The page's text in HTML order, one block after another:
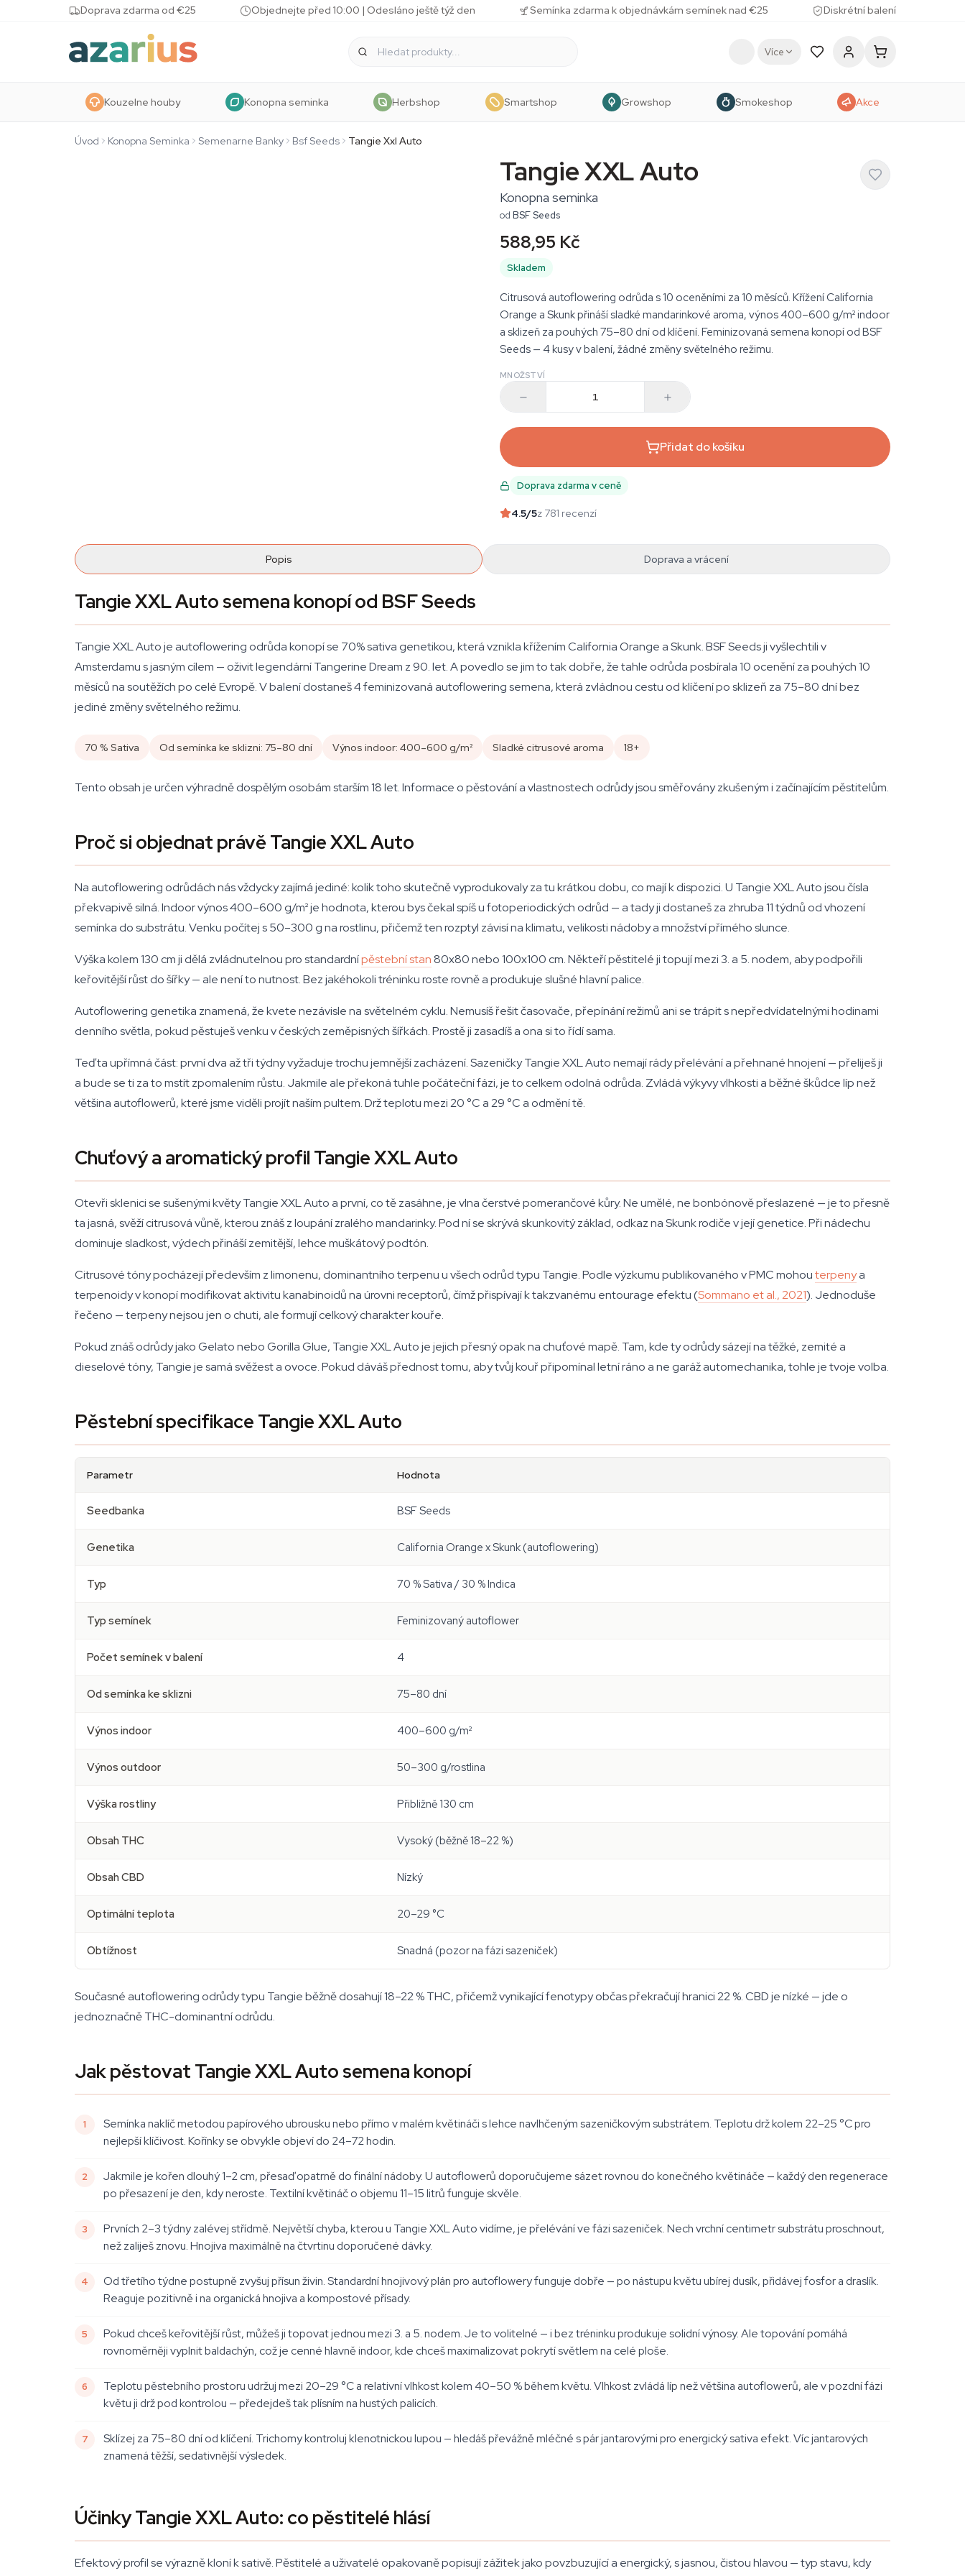
Skip to contentDoprava zdarma od €25 Objednejte před 10:00 | Odesláno ještě týž den Semínka zdarma k objednávkám semínek nad €25 Diskrétní balení
Více
Kouzelne houby Konopna seminka Herbshop Smartshop Growshop Smokeshop Akce
Úvod Konopna Seminka Semenarne Banky Bsf Seeds Tangie Xxl Auto
Tangie XXL Auto
Konopna seminka
od BSF Seeds
588,95 Kč
Skladem
Citrusová autoflowering odrůda s 10 oceněními za 10 měsíců. Křížení California
Orange a Skunk přináší sladké mandarinkové aroma, výnos 400–600 g/m² indoor
a sklizeň za pouhých 75–80 dní od klíčení. Feminizovaná semena konopí od BSF
Seeds — 4 kusy v balení, žádné změny světelného režimu.
MNOŽSTVÍ
Přidat do košíku
Doprava zdarma v ceně
4.5/5z 781 recenzí
Popis Doprava a vrácení
Tangie XXL Auto semena konopí od BSF Seeds
Tangie XXL Auto je autoflowering odrůda konopí se 70% sativa genetikou, která vznikla křížením California Orange a Skunk. BSF Seeds ji vyšlechtili v
Amsterdamu s jasným cílem — oživit legendární Tangerine Dream z 90. let. A povedlo se jim to tak dobře, že tahle odrůda posbírala 10 ocenění za pouhých 10
měsíců na soutěžích po celé Evropě. V balení dostaneš 4 feminizovaná autoflowering semena, která zvládnou cestu od klíčení po sklizeň za 75–80 dní bez
jediné změny světelného režimu.
70 % Sativa Od semínka ke sklizni: 75–80 dní Výnos indoor: 400–600 g/m² Sladké citrusové aroma 18+
Tento obsah je určen výhradně dospělým osobám starším 18 let. Informace o pěstování a vlastnostech odrůdy jsou směřovány zkušeným i začínajícím pěstitelům.
Proč si objednat právě Tangie XXL Auto
Na autoflowering odrůdách nás vždycky zajímá jediné: kolik toho skutečně vyprodukovaly za tu krátkou dobu, co mají k dispozici. U Tangie XXL Auto jsou čísla
překvapivě silná. Indoor výnos 400–600 g/m² je hodnota, kterou bys čekal spíš u fotoperiodických odrůd — a tady ji dostaneš za zhruba 11 týdnů od vhození
semínka do substrátu. Venku počítej s 50–300 g na rostlinu, přičemž ten rozptyl závisí na klimatu, velikosti nádoby a množství přímého slunce.
Výška kolem 130 cm ji dělá zvládnutelnou pro standardnípěstební stan80x80 nebo 100x100 cm. Někteří pěstitelé ji topují mezi 3. a 5. nodem, aby podpořili
keřovitější růst do šířky — ale není to nutnost. Bez jakéhokoli tréninku roste rovně a produkuje slušné hlavní palice.
Autoflowering genetika znamená, že kvete nezávisle na světelném cyklu. Nemusíš řešit časovače, přepínání režimů ani se trápit s nepředvídatelnými hodinami
denního světla, pokud pěstuješ venku v českých zeměpisných šířkách. Prostě ji zasadíš a ona si to řídí sama.
Teď ta upřímná část: první dva až tři týdny vyžaduje trochu jemnější zacházení. Sazeničky Tangie XXL Auto nemají rády přelévání a přehnané hnojení — přeliješ ji
a bude se ti za to mstít zpomalením růstu. Jakmile ale překoná tuhle počáteční fázi, je to celkem odolná odrůda. Zvládá výkyvy vlhkosti a běžné škůdce líp než
většina autoflowerů, které jsme viděli projít naším pultem. Drž teplotu mezi 20 °C a 29 °C a odmění tě.
Chuťový a aromatický profil Tangie XXL Auto
Otevři sklenici se sušenými květy Tangie XXL Auto a první, co tě zasáhne, je vlna čerstvé pomerančové kůry. Ne umělé, ne bonbónově přeslazené — je to přesně
ta jasná, svěží citrusová vůně, kterou znáš z loupání zralého mandarinky. Pod ní se skrývá skunkovitý základ, odkaz na Skunk rodiče v její genetice. Při nádechu
dominuje sladkost, výdech přináší zemitější, lehce muškátový podtón.
Citrusové tóny pocházejí především z limonenu, dominantního terpenu u všech odrůd typu Tangie. Podle výzkumu publikovaného v PMC mohouterpenya
terpenoidy v konopí modifikovat aktivitu kanabinoidů na úrovni receptorů, čímž přispívají k takzvanému entourage efektu (Sommano et al., 2021). Jednoduše
řečeno — terpeny nejsou jen o chuti, ale formují celkový charakter kouře.
Pokud znáš odrůdy jako Gelato nebo Gorilla Glue, Tangie XXL Auto je jejich přesný opak na chuťové mapě. Tam, kde ty odrůdy sázejí na těžké, zemité a
dieselové tóny, Tangie je samá svěžest a ovoce. Pokud dáváš přednost tomu, aby tvůj kouř připomínal letní ráno a ne garáž automechanika, tohle je tvoje volba.
Pěstební specifikace Tangie XXL Auto
Parametr Hodnota
Seedbanka BSF Seeds
Genetika California Orange x Skunk (autoflowering)
Typ 70 % Sativa / 30 % Indica
Typ semínek Feminizovaný autoflower
Počet semínek v balení 4
Od semínka ke sklizni 75–80 dní
Výnos indoor 400–600 g/m²
Výnos outdoor 50–300 g/rostlina
Výška rostliny Přibližně 130 cm
Obsah THC Vysoký (běžně 18–22 %)
Obsah CBD Nízký
Optimální teplota 20–29 °C
Obtížnost Snadná (pozor na fázi sazeniček)
Současné autoflowering odrůdy typu Tangie běžně dosahují 18–22 % THC, přičemž vynikající fenotypy občas překračují hranici 22 %. CBD je nízké — jde o
jednoznačně THC-dominantní odrůdu.
Jak pěstovat Tangie XXL Auto semena konopí
Semínka naklíč metodou papírového ubrousku nebo přímo v malém květináči s lehce navlhčeným sazeničkovým substrátem. Teplotu drž kolem 22–25 °C pro
nejlepší klíčivost. Kořínky se obvykle objeví do 24–72 hodin.
Jakmile je kořen dlouhý 1–2 cm, přesaď opatrně do finální nádoby. U autoflowerů doporučujeme sázet rovnou do konečného květináče — každý den regenerace
po přesazení je den, kdy neroste. Textilní květináč o objemu 11–15 litrů funguje skvěle.
Prvních 2–3 týdny zalévej střídmě. Největší chyba, kterou u Tangie XXL Auto vidíme, je přelévání ve fázi sazeniček. Nech vrchní centimetr substrátu proschnout,
než zaliješ znovu. Hnojiva maximálně na čtvrtinu doporučené dávky.
Od třetího týdne postupně zvyšuj přísun živin. Standardní hnojivový plán pro autoflowery funguje dobře — po nástupu květu ubírej dusík, přidávej fosfor a draslík.
Reaguje pozitivně i na organická hnojiva a kompostové přísady.
Pokud chceš keřovitější růst, můžeš ji topovat jednou mezi 3. a 5. nodem. Je to volitelné — i bez tréninku produkuje solidní výnosy. Ale topování pomáhá
rovnoměrněji vyplnit baldachýn, což je cenné hlavně indoor, kde chceš maximalizovat pokrytí světlem na celé ploše.
Teplotu pěstebního prostoru udržuj mezi 20–29 °C a relativní vlhkost kolem 40–50 % během květu. Vlhkost zvládá líp než většina autoflowerů, ale v pozdní fázi
květu ji drž pod kontrolou — předejdeš tak plísním na hustých palicích.
Sklízej za 75–80 dní od klíčení. Trichomy kontroluj klenotnickou lupou — hledáš převážně mléčné s pár jantarovými pro energický sativa efekt. Víc jantarových
znamená těžší, sedativnější výsledek.
Účinky Tangie XXL Auto: co pěstitelé hlásí
Efektový profil se výrazně kloní k sativě. Pěstitelé a uživatelé opakovaně popisují zážitek jako povzbuzující a energický, s jasnou, čistou hlavou — typ stavu, kdy